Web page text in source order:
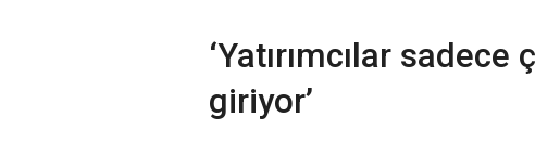
‘Yatırımcılar
giriyor’